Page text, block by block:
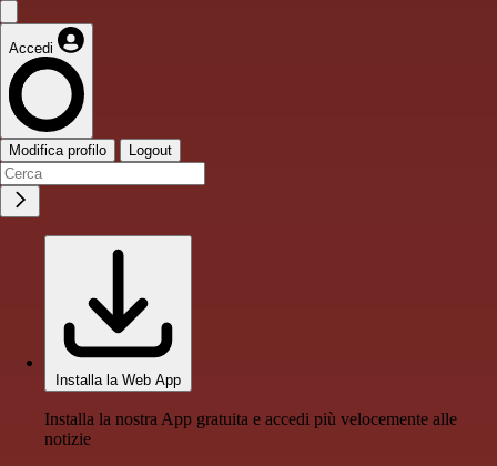
Accedi
Modifica profilo Logout
Installa la Web App
Installa la nostra App gratuita e accedi più velocemente alle
notizie